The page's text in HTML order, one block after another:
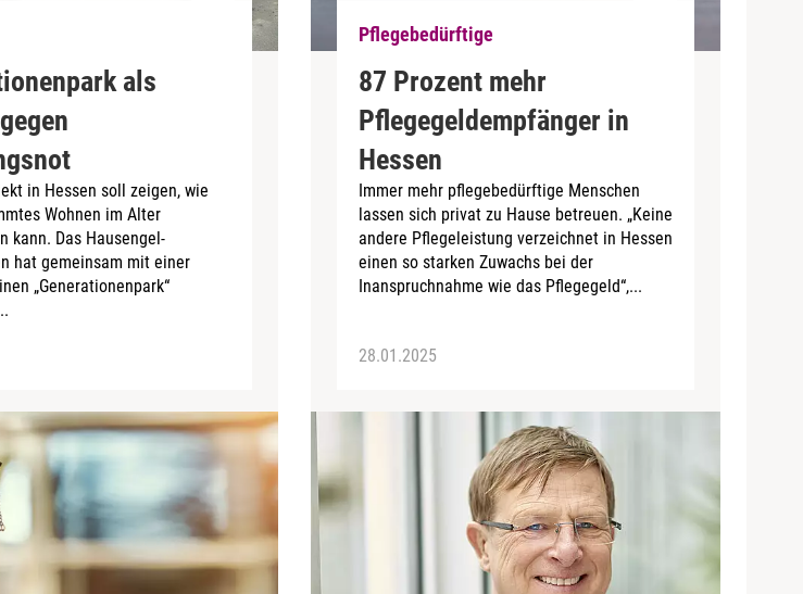
als
in Hessen soll zeigen, wie
Wohnen im Alter
kann. Das Hausengel-
hat gemeinsam mit einer
„Generationenpark“
Pflegebedürftige
87 Prozent mehr
Pflegegeldempfänger in
Hessen
Immer mehr pflegebedürftige Menschen
lassen sich privat zu Hause betreuen. „Keine
andere Pflegeleistung verzeichnet in Hessen
einen so starken Zuwachs bei der
Inanspruchnahme wie das Pflegegeld“,...
28.01.2025